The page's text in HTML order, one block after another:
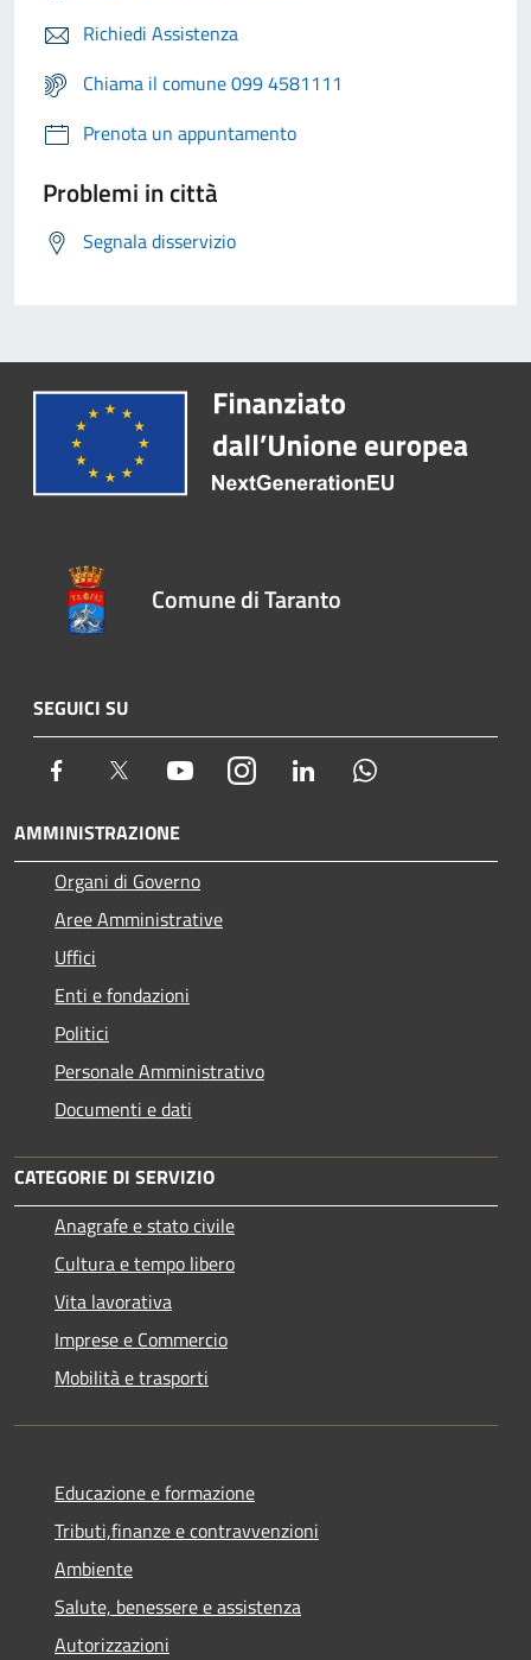
Richiedi Assistenza
Chiama il comune 099 4581111
Prenota un appuntamento
Problemi in città
Segnala disservizio
Comune di Taranto
SEGUICI SU
Facebook Twitter YoutubeInstagram LinkedIn
AMMINISTRAZIONE
Organi di Governo
Aree Amministrative
Uffici
Enti e fondazioni
Politici
Personale Amministrativo
Documenti e dati
CATEGORIE DI SERVIZIO
Anagrafe e stato civile
Cultura e tempo libero
Vita lavorativa
Imprese e Commercio
Mobilità e trasporti
Educazione e formazione
Tributi,finanze e contravvenzioni
Ambiente
Salute, benessere e assistenza
Autorizzazioni